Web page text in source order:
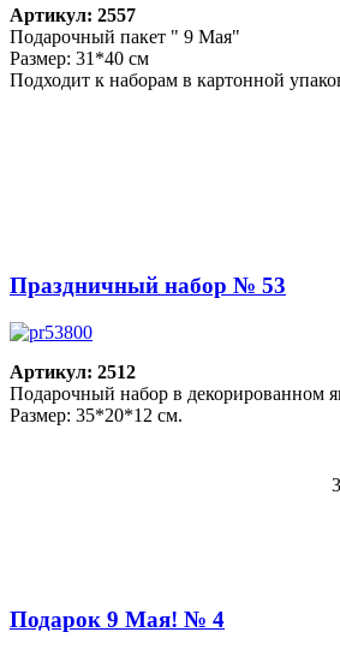
Артикул: 2557
Подарочный пакет " 9 Мая"
Размер: 31*40 см
Подходит к наборам в картонной
Праздничный набор № 53
Артикул: 2512
Подарочный набор в декорированном
Размер: 35*20*12 см.
Подарок 9 Мая! № 4